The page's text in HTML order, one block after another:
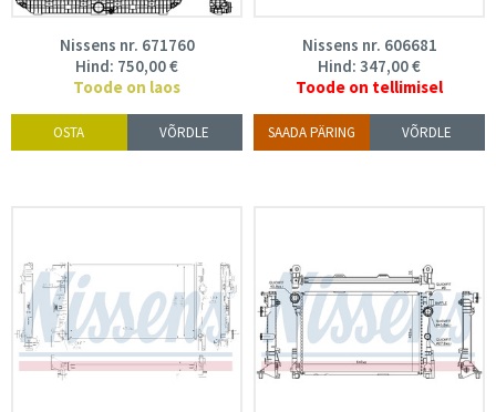
Nissens nr. 671760
Hind: 750,00€
Toode on laos
OSTA VÕRDLE
Nissens nr. 606681
Hind: 347,00€
Toode on tellimisel
SAADA PÄRING VÕRDLE